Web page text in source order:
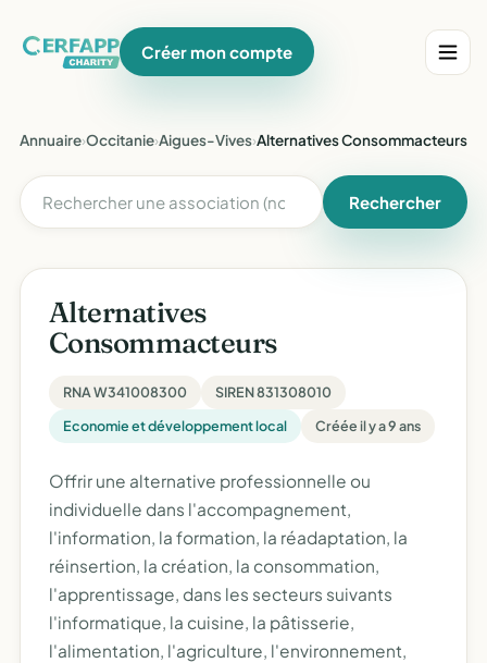
Créer mon compte
Annuaire›Occitanie›Aigues-Vives›Alternatives Consommacteurs
Rechercher
Alternatives
Consommacteurs
RNA W341008300
SIREN 831308010
Economie et développement local
Créée il y a 9 ans
Offrir une alternative professionnelle ou
individuelle dans l'accompagnement,
l'information, la formation, la réadaptation, la
réinsertion, la création, la consommation,
l'apprentissage, dans les secteurs suivants
l'informatique, la cuisine, la pâtisserie,
l'alimentation, l'agriculture, l'environnement,